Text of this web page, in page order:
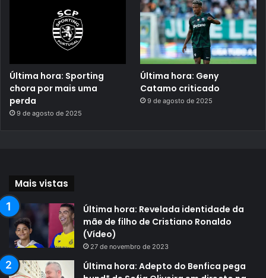
Última hora: Sporting
chora por mais uma
perda
9 de agosto de 2025
Última hora: Geny
Catamo criticado
9 de agosto de 2025
Mais vistas
Última hora: Revelada identidade da
mãe de filho de Cristiano Ronaldo
(Vídeo)
27 de novembro de 2023
Última hora: Adepto do Benfica pega